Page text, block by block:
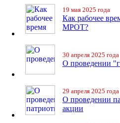
19 мая 2025 года
Как рабочее
МРОТ?
30 апреля 2025 года
О проведении
29 апреля 2025 года
О проведении
акции